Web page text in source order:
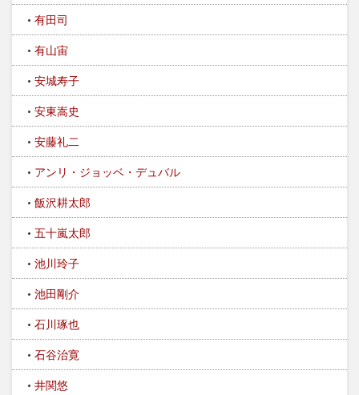
有田司
有山宙
安城寿子
安東嵩史
安藤礼二
アンリ・ジョッベ・デュバル
飯沢耕太郎
五十嵐太郎
池川玲子
池田剛介
石川琢也
石谷治寛
井関悠